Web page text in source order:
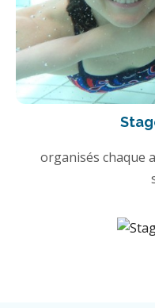
organisés chaque